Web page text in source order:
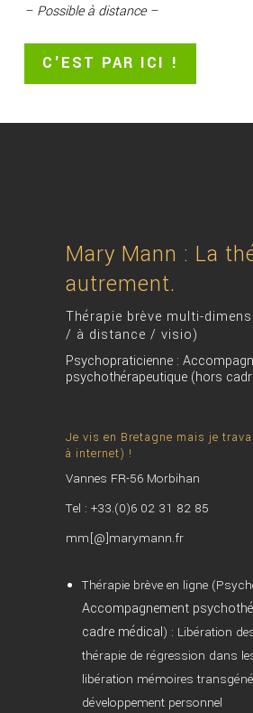
– Possible à distance –
C'EST PAR ICI !
Mary Mann : La
autrement.
Thérapie brève multi-
/ à distance / visio)
Psychopraticienne :
psychothérapeutique (hors
Je vis en Bretagne mais je
à internet) !
Vannes FR-56 Morbihan
Tel : +33.(0)6 02 31 82 85
mm[@]marymann.fr
Thérapie brève en ligne
Accompagnement
cadre médical) : Libération
thérapie de régression dans
libération mémoires
développement personnel